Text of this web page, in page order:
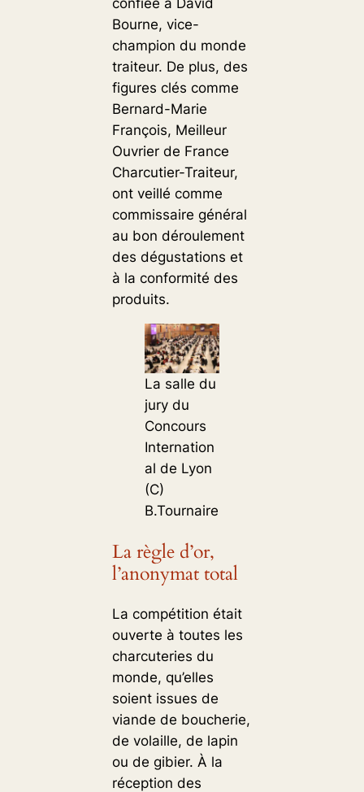
confiée à David
Bourne, vice-
champion du monde
traiteur. De plus, des
figures clés comme
Bernard-Marie
François, Meilleur
Ouvrier de France
Charcutier-Traiteur,
ont veillé comme
commissaire général
au bon déroulement
des dégustations et
à la conformité des
produits.
La salle du
jury du
Concours
Internation
al de Lyon
(C)
B.Tournaire
La règle d’or,
l’anonymat total
La compétition était
ouverte à toutes les
charcuteries du
monde, qu’elles
soient issues de
viande de boucherie,
de volaille, de lapin
ou de gibier. À la
réception des